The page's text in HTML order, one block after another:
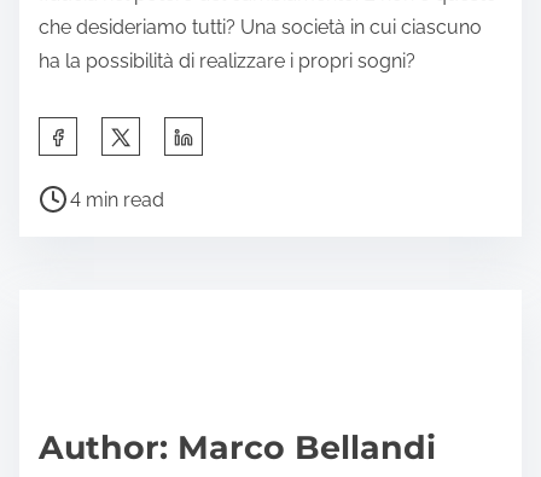
che desideriamo tutti? Una società in cui ciascuno
ha la possibilità di realizzare i propri sogni?
a
p
P
t
4 min read
Author: Marco Bellandi